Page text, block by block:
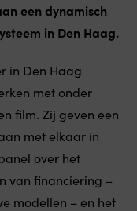
een dynamisch
in Den Haag.
in Den Haag
met onder
film. Zij geven een
met elkaar in
over het
van financiering –
modellen – en het